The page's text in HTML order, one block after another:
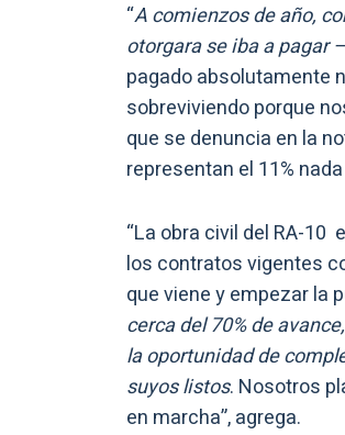
“A comienzos de año,
otorgara se iba a pagar
pagado absolutamente
sobreviviendo porque
que se denuncia en la
representan el 11%
“La obra civil del RA-10
los contratos vigentes
que viene y empezar la
cerca del 70% de
la oportunidad de
suyos listos. Nosotros
en marcha”, agrega.